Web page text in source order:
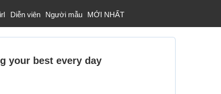
Diễn viên Người mẫu MỚI NHẤT